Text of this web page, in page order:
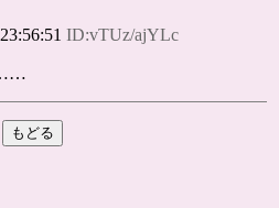
ID:vTUz/ajYLc
……